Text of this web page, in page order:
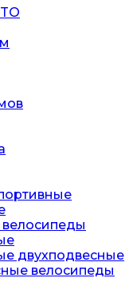
двухподвесные
велосипеды